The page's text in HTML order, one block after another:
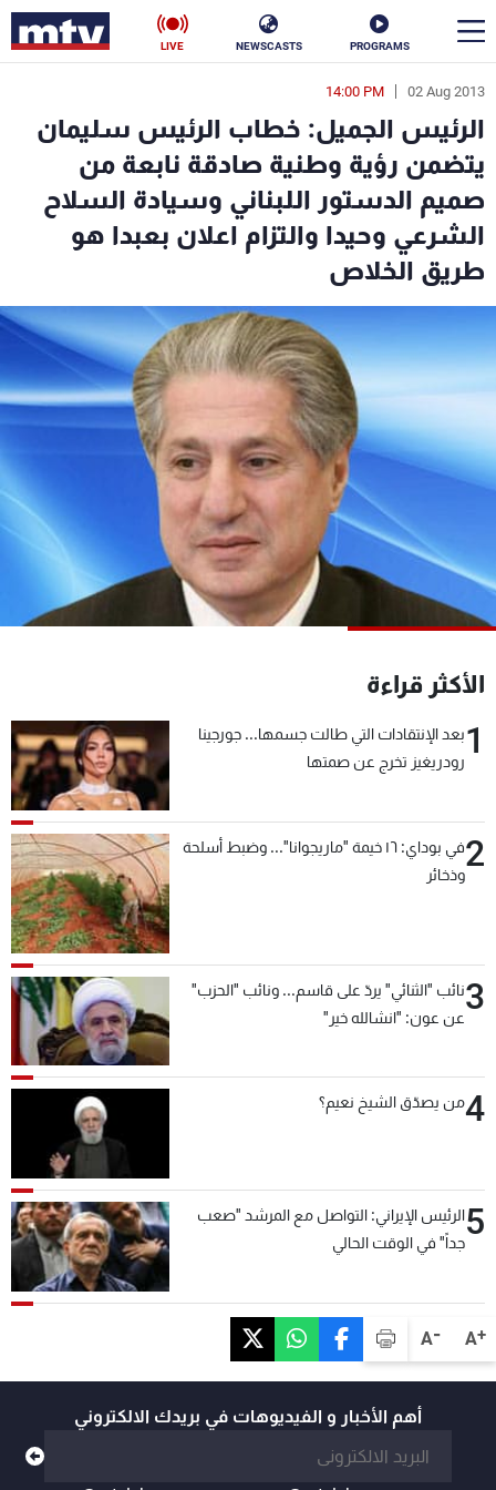
PROGRAMS
NEWSCASTS
LIVE
A+
A-
02 Aug 2013
14:00 PM
الرئيس الجميل: خطاب الرئيس سليمان
يتضمن رؤية وطنية صادقة نابعة من
صميم الدستور اللبناني وسيادة السلاح
الشرعي وحيدا والتزام اعلان بعبدا هو
طريق الخلاص
الأكثر قراءة
1بعد الإنتقادات التي طالت جسمها... جورجينا
رودريغيز تخرج عن صمتها
2
في بوداي: ١٦ خيمة "ماريجوانا"... وضبط أسلحة
وذخائر
3نائب "الثنائي" يردّ على قاسم... ونائب "الحزب"
عن عون: "انشالله خير"
4من يصدّق الشيخ نعيم؟
5الرئيس الإيراني: التواصل مع المرشد "صعب
جداً" في الوقت الحالي
أهم الأخبار و الفيديوهات في بريدك الالكتروني
en
الأخبار
سياسة ناس
إقتصاد
منوعات رياضة
كأس العالم
البرامج
جدول البرامج
شاهد البرامج
الترددات
عن MTV
لاعلاناتكم
وظائف